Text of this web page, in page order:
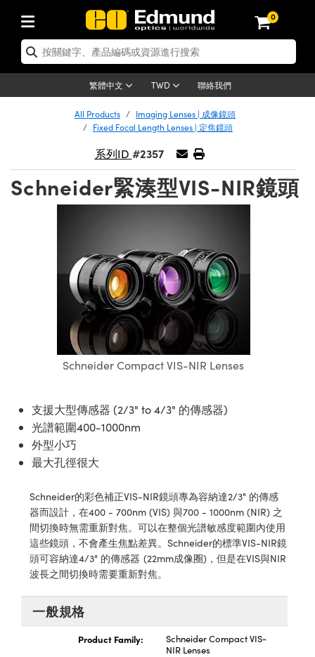
0
繁體中文 TWD 聯絡我們
| 光學產品
| 光學濾光片
Optics | 偏振光學元件
| 繞射光柵
| 光學組装
Components | SCHOTT 光
| 紅外線光學產品
| 光纖
| 雷射光學
| 超快光學
Sputtering) Coated Optics |
濺鍍）鍍膜光學元件
Elements (DOE) | 繞射光
Optics | 雷射光學
| 雷射濾光片
| 超快光學
Assemblies | 雷射光學元件組
Shaping | 雷射光束整形
| 雷射分光鏡
| 雷射顯微鏡
Isolators | 晶體和隔離器
| 雷射偏光片
| 雷射稜鏡
| 光機組件
System | 光學籠式系統
| 臺式系統
and Breadboards | 光學平臺
and Slides | 平臺和滑塊
| 光圈類
| 顯微鏡
| Mitutoyo 物鏡
| Nikon 物鏡
| ZEISS 物鏡
Objectives
Objectives | 有限共軛物鏡
| 反射物鏡
Objectives
Lighting |顯微鏡照明
體視顯微鏡系統
Lenses | 變焦鏡頭模組
Targets | 顯微鏡標靶
Stage Micrometers | 刻劃板或
Mechanics | 顯微鏡用結構件
| 雷射
and Electronics | 雷射
| 雷射用光機模組
| 雷射配件
| 實驗室和生產線
Lenses | 成像鏡頭
Lenses | 定焦鏡頭
| 遠心鏡頭
Magnification Lenses
Lenses for Harsh Environments
and Advanced
| 影視製作和高級攝影
Accessories | 成像鏡頭配件
| 相機
Cameras | Gigabit乙太網相
Cameras | Teledyne Dalsa
Cameras | Allied Vision 相機
| Basler 相機
Cameras | IDS 相機
Labs Cameras™ | Lucid Vision
| Pixelink 相機
and Optomechanics |
Interface Cameras | 高速接口相
and Illumination | 照明
Lighting | 機器視覺光源
Lighting |顯微鏡照明
| 雷射光源
Sources | 其他光源
Targets | 測試板
Targets | 解析度測試板
Targets | 畸變測試版
Level Test Targets | 色卡測試板
and Detection | 測試與監測
| 光學度量
Solutions | 機器視覺方案
and Electronics | 雷射
品
and Roughness Standards | 表
Components | 主動光學元件
and Detection
and Production | 實驗室和生產
| 清潔用品
Handling Tools | 零件夾持用品
| 光學膠
| 暗室器材
Accessories | UV固化設備
性裝置
Production
應用選購
| 光譜儀
Imaging
Tomography
By Brand
Development Systems
Optical Company
Components
Products | 新品專區
and Detection
| 清倉品
| 清倉光學產品
| 清倉顯微鏡
| 清倉相機
| 清倉照明
and Detection
Products | 重新認證產
| 重新認證光學產品
| 重新認證光機
| 重新認證雷射
| 重新認證顯微鏡
| 重新認證相機
| 重新認證照明
and Production | 重新認證實
用品
All Products
Imaging Lenses | 成像鏡頭
Fixed Focal Length Lenses | 定焦鏡頭
系列ID #2357
Schneider緊湊型VIS-NIR鏡頭
Schneider Compact VIS-NIR Lenses
支援大型傳感器 (2/3" to 4/3" 的傳感器)
光譜範圍400-1000nm
外型小巧
最大孔徑很大
Schneider的彩色補正VIS-NIR鏡頭專為容納達2/3" 的傳感
器而設計，在400 - 700nm (VIS) 與700 - 1000nm (NIR) 之
間切換時無需重新對焦。可以在整個光譜敏感度範圍內使用
這些鏡頭，不會產生焦點差異。Schneider的標準VIS-NIR鏡
頭可容納達4/3" 的傳感器 (22mm成像圈)，但是在VIS與NIR
波長之間切換時需要重新對焦。
一般規格
Product Family:
Schneider Compact VIS-
NIR Lenses